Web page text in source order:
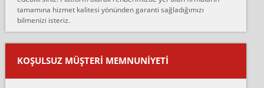
sarcaz demelerine r...
mehmet güldü:
Ankara ALİCANLAR NAKLİYAT Tutarsız ve ticari ahlak problemleri
var verdikleri fiyat teklifini arttırdılar. Sonrasında taşıma gününde
oldukça tutarsı...
tamamına hizmet kalitesi yönünden garanti sağladığımızı
bilmenizi isteriz.
KOŞULSUZ MÜŞTERI MEMNUNIYETI